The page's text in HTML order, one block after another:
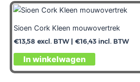
Sioen Cork Kleen mouwovertrek
€13,58 excl. BTW | €16,43 incl. BTW
In winkelwagen